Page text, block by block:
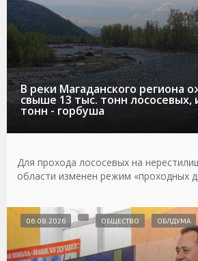
В реки Магаданского региона
свыше 13 тыс. тонн лососевых,
тонн - горбуша
Для прохода лососевых на
области изменен режим «проходных
06.08.2026 ОБЩЕСТВО ОБЛДУМА